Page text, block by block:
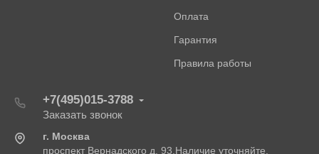
Оплата
Гарантия
Правила работы
+7(495)015-3788
Заказать звонок
г. Москва
проспект Вернадского д. 93.Наличие уточняйте.